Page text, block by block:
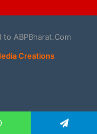
ABPBharat.Com
Creations